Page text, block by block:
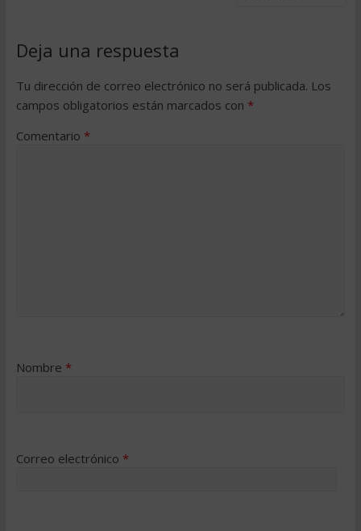
Deja una respuesta
Tu dirección de correo electrónico no será publicada. Los
campos obligatorios están marcados con *
Comentario *
Nombre *
Correo electrónico *